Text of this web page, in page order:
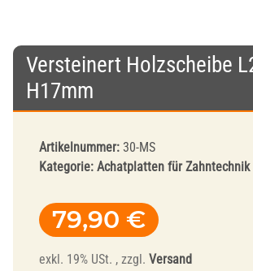
Versteinert Holzscheibe
H17mm
Artikelnummer: 30-MS
Kategorie: Achatplatten für Zahntechnik
79,90 €
exkl. 19% USt. , zzgl. Versand